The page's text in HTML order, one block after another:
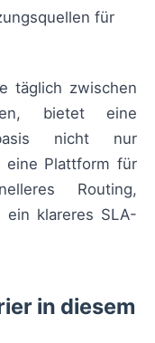
für
täglich zwischen
bietet eine
nicht nur
eine Plattform für
Routing,
ein klareres SLA-
in diesem